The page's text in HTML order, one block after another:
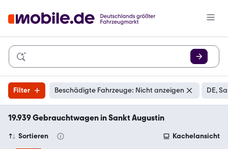
Filter Beschädigte Fahrzeuge: Nicht anzeigen DE,
19.939 Gebrauchtwagen in Sankt Augustin
Sortieren Kachelansicht